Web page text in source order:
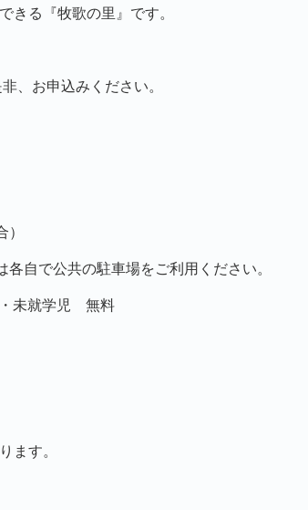
る『牧歌の里』です。
、お申込みください。
公共の駐車場をご利用ください。
・未就学児 無料
ます。